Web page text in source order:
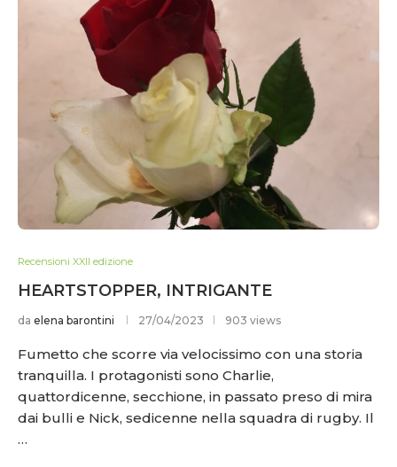
Recensioni XXII edizione
HEARTSTOPPER, INTRIGANTE
da elena barontini 27/04/2023 903 views
Fumetto che scorre via velocissimo con una storia
tranquilla. I protagonisti sono Charlie,
quattordicenne, secchione, in passato preso di mira
dai bulli e Nick, sedicenne nella squadra di rugby. Il
…